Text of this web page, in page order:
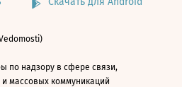
по надзору в сфере связи,
массовых коммуникаций